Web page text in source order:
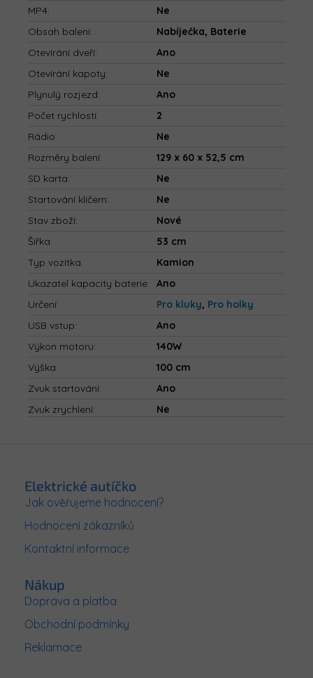
MP4:
Ne
Obsah balení:
Nabíječka, Baterie
Otevírání dveří:
Ano
Otevírání kapoty:
Ne
Plynulý rozjezd:
Ano
Počet rychlostí:
2
Rádio:
Ne
Rozměry balení:
129 x 60 x 52,5 cm
SD karta:
Ne
Startování klíčem:
Ne
Stav zboží:
Nové
Šířka:
53 cm
Typ vozítka:
Kamion
Ukazatel kapacity baterie:
Ano
Určení: Pro kluky, Pro holky
USB vstup:
Ano
Výkon motoru:
140W
Výška:
100 cm
Zvuk startování:
Ano
Zvuk zrychlení: Ne
Elektrické autíčko
Jak ověřujeme hodnocení?
Hodnocení zákazníků
Kontaktní informace
Nákup
Doprava a platba
Obchodní podmínky
Reklamace